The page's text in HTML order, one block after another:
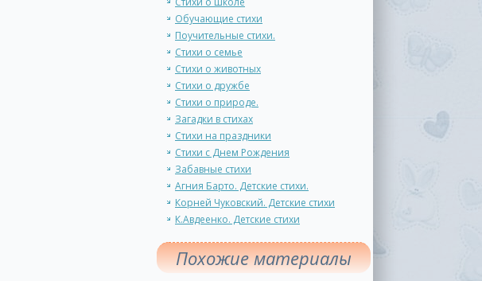
Обучающие стихи
Поучительные стихи.
Стихи о семье
Стихи о животных
Стихи о дружбе
Стихи о природе.
Загадки в стихах
Стихи на праздники
Стихи с Днем Рождения
Забавные стихи
Агния Барто. Детские стихи.
Корней Чуковский. Детские стихи
К.Авдеенко. Детские стихи
Похожие материалы